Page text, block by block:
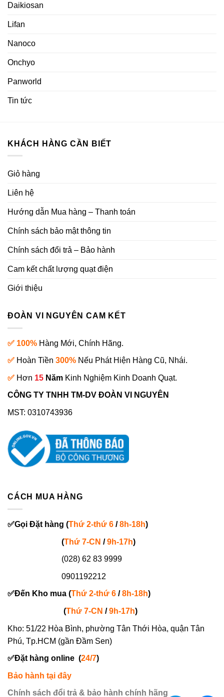
Daikiosan
Lifan
Nanoco
Onchyo
Panworld
Tin tức
KHÁCH HÀNG CẦN BIẾT
Giỏ hàng
Liên hệ
Hướng dẫn Mua hàng – Thanh toán
Chính sách bảo mật thông tin
Chính sách đổi trả – Bảo hành
Cam kết chất lượng quạt điện
Giới thiệu
ĐOÀN VI NGUYÊN CAM KẾT
✅ 100% Hàng Mới, Chính Hãng.
✅ Hoàn Tiền 300% Nếu Phát Hiện Hàng Cũ, Nhái.
✅ Hơn 15 Năm Kinh Nghiệm Kinh Doanh Quạt.
CÔNG TY TNHH TM-DV ĐOÀN VI NGUYÊN
MST: 0310743936
CÁCH MUA HÀNG
✅Gọi Đặt hàng (Thứ 2-thứ 6 /8h-18h)
(Thứ 7-CN /9h-17h)
(028) 62 83 9999
0901192212
✅Đến Kho mua (Thứ 2-thứ 6 /8h-18h)
(Thứ 7-CN /9h-17h)
Kho: 51/22 Hòa Bình, phường Tân Thới Hòa, quận Tân
Phú, Tp.HCM (gần Đầm Sen)
✅Đặt hàng online (24/7)
Bảo hành tại đây
Chính sách đổi trả & bảo hành chính hãng